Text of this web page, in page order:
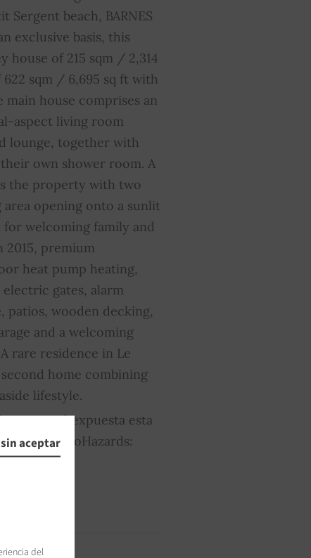
beach, BARNES
exclusive basis, this
of 215 sqm / 2,314
sqm / 6,695 sq ft with
house comprises an
aspect living room
lounge, together with
own shower room. A
the property with two
opening onto a sunlit
welcoming family and
2015, premium
heat pump heating,
gates, alarm
patios, wooden decking,
and a welcoming
rare residence in Le
home combining
lifestyle.
que está expuesta esta
web de GeoHazards:
aceptar
del